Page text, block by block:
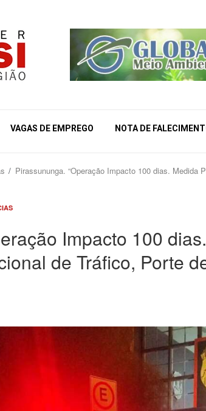
VAGAS DE EMPREGO NOTA DE
Pirassununga. “Operação Impacto 100 dias. Medida
Impacto 100
de Tráfico, Porte